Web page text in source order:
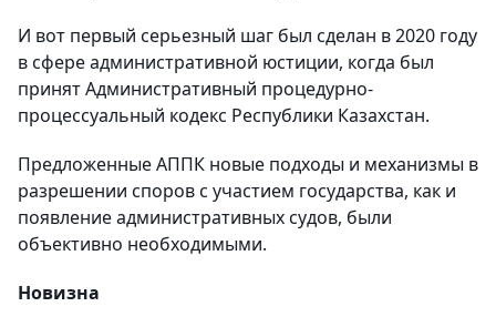
И вот первый серьезный шаг был сделан в 2020 году
в сфере административной юстиции, когда был
принят Административный процедурно-
процессуальный кодекс Республики Казахстан.
Предложенные АППК новые подходы и механизмы в
разрешении споров с участием государства, как и
появление административных судов, были
объективно необходимыми.
Новизна